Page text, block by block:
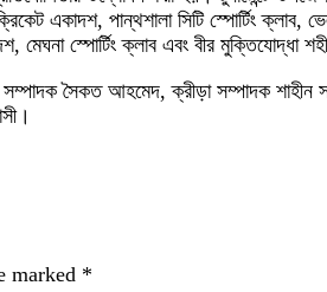
একাদশ, পান্থশালা সিটি স্পোর্টিং
মেঘনা স্পোর্টিং ক্লাব এবং বীর
সৈকত আহমেদ, ক্রীড়া সম্পাদক
marked *